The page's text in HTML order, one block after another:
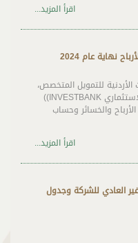
اقرأ المزيد...
للتمويل المتخصص،
احدى الشركات التابعة لـمجموعة البنك الاستثماري INVESTBANK))
والخسائر وحساب
اقرأ المزيد...
العادي للشركة وجدول